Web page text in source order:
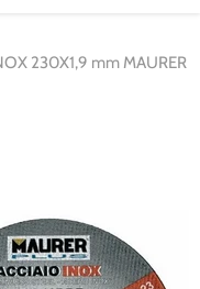
230X1,9 mm MAURER